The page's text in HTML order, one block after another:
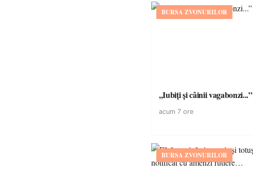
BURSA ZVONURILOR
,,Iubiți și câinii vagabonzi...”
acum 7 ore
BURSA ZVONURILOR